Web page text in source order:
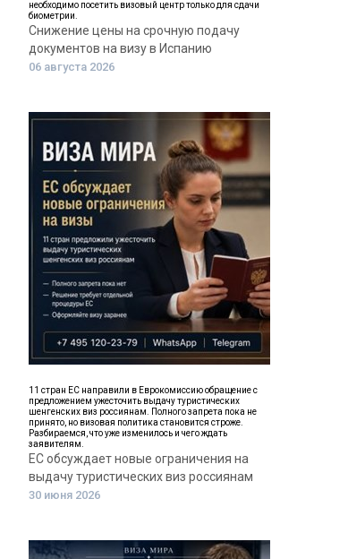
необходимо посетить визовый центр только для сдачи
биометрии.
Снижение цены на срочную подачу
документов на визу в Испанию
06 августа 2026
11 стран ЕС направили в Еврокомиссию обращение с
предложением ужесточить выдачу туристических
шенгенских виз россиянам. Полного запрета пока не
принято, но визовая политика становится строже.
Разбираемся, что уже изменилось и чего ждать
заявителям.
ЕС обсуждает новые ограничения на
выдачу туристических виз россиянам
30 июня 2026